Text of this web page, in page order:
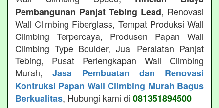
Pembangunan Panjat Tebing Lead, Renovasi
Wall Climbing Fiberglass, Tempat Produksi Wall
Climbing Terpercaya, Produsen Papan Wall
Climbing Type Boulder, Jual Peralatan Panjat
Tebing, Pusat Perlengkapan Wall Climbing
Murah,Jasa Pembuatan dan Renovasi
Kontruksi Papan Wall Climbing Murah Bagus
Berkualitas, Hubungi kami di 081351894500